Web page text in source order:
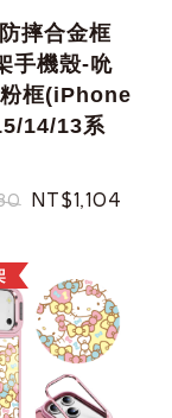
摔合金框
手機殼-吮
框(iPhone
14/13系
NT$1,104